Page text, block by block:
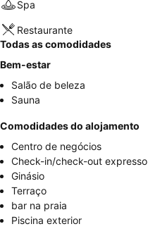
Spa
Restaurante
Todas as comodidades
Bem-estar
Salão de beleza
Sauna
Comodidades do alojamento
Centro de negócios
Check-in/check-out expresso
Ginásio
Terraço
bar na praia
Piscina exterior